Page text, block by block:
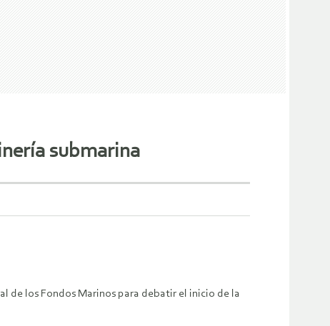
submarina
de los Fondos Marinos para debatir el inicio de la